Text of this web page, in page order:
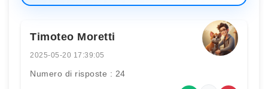
Timoteo Moretti
2025-05-20 17:39:05
Numero di risposte : 24